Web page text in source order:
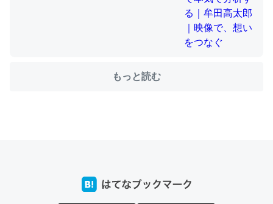
─たまにLINEするくらいだった遠方の父67歳と僕。ITツール導入で
コミュニケーションが劇的に変化した｜tayorini by LIFULL介護
コミュニケーションが劇的に変化した｜tayorini by LIFULL介護
もっと読む